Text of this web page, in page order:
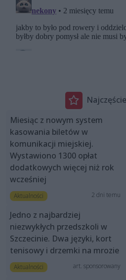
Miesiąc z nowym system
kasowania biletów w
komunikacji miejskiej.
Wystawiono 1300 opłat
dodatkowych więcej niż rok
wcześniej
Aktualności 2 dni temu
Jedno z najbardziej
niezwykłych przedszkoli w
Szczecinie. Dwa języki, kort
tenisowy i drzemki na mrozie
Aktualności art. sponsorowany